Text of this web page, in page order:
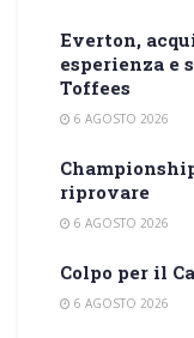
Everton,
esperienza e
Toffees
6 AGOSTO 2026
riprovare
6 AGOSTO 2026
Colpo per il
6 AGOSTO 2026